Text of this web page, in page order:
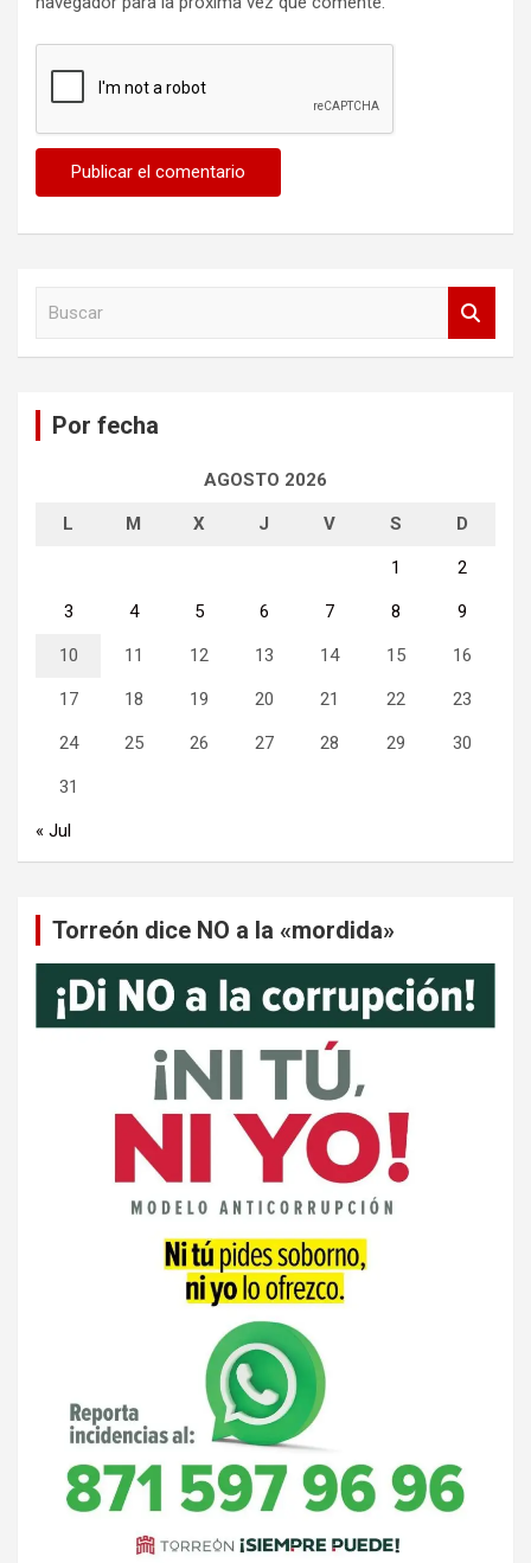
Por fecha
AGOSTO 2026
L M X J V S D
1 2
3 4 5 6 7 8 9
10 11 12 13 14 15 16
17 18 19 20 21 22 23
24 25 26 27 28 29 30
31
« Jul
Torreón dice NO a la «mordida»